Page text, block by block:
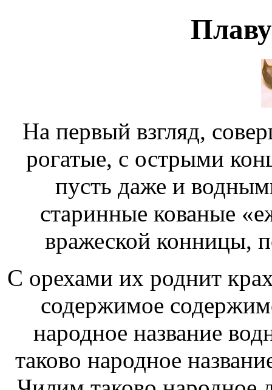
На первый взгляд,
рогатые, с острыми
пусть даже и
старинные кованые
вражеской конницы,
С орехами их роднит
содержимое
народное название
таково народное